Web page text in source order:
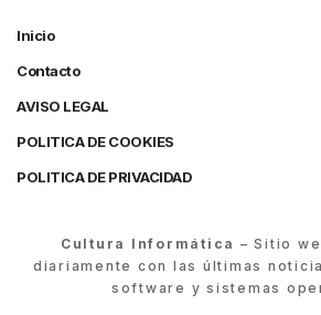
Inicio
Contacto
AVISO LEGAL
POLITICA DE COOKIES
POLITICA DE PRIVACIDAD
Cultura Informática – Sitio
diariamente con las últimas
software y sistemas